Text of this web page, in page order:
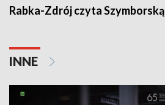
Rabka-Zdrój czyta Szymborską
INNE